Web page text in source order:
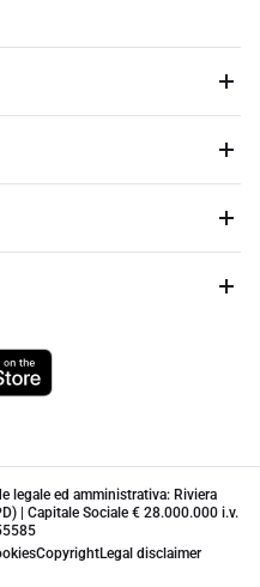
legale ed amministrativa: Riviera
| Capitale Sociale € 28.000.000 i.v.
CopyrightLegal disclaimer